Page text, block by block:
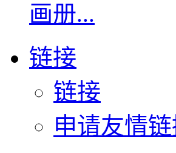
画册...
链接
链接
申请友情